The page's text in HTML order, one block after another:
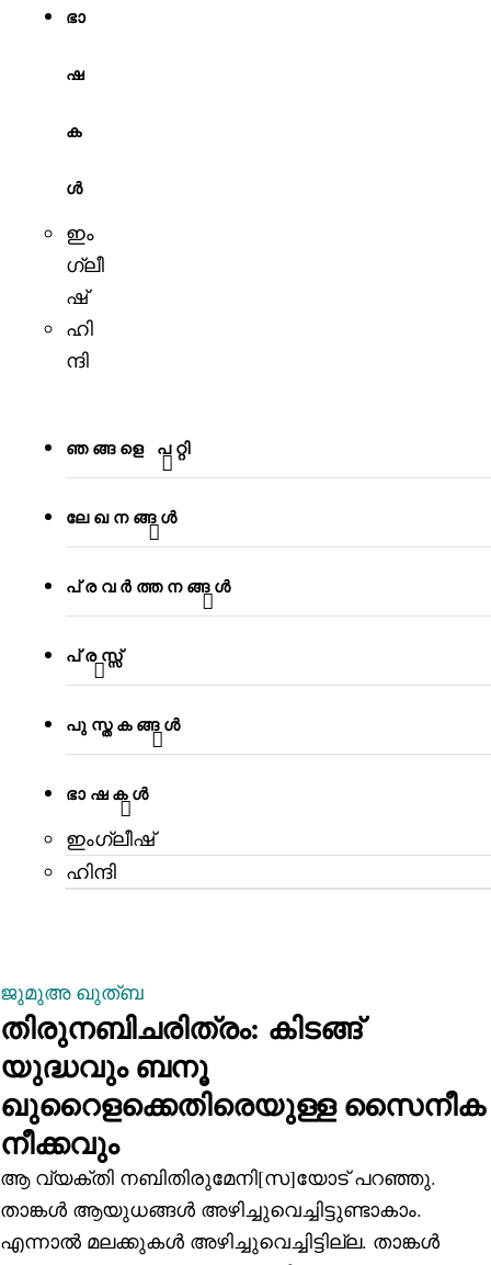
ഭാ
ഷ
ക
ൾ
ഇം
ഗ്ലീ
ഷ്
ഹി
ന്ദി
ഞങ്ങളെ പറ്റി
ലേഖനങ്ങള്‍
പ്രവര്‍ത്തനങ്ങള്‍
പ്രസ്സ്
പുസ്തകങ്ങള്‍
ഭാഷകൾ
ഇംഗ്ലീഷ്
ഹിന്ദി
ജുമുഅ ഖുത്ബ
തിരുനബിചരിത്രം: കിടങ്ങ്
യുദ്ധവും ബനൂ
ഖുറൈളക്കെതിരെയുള്ള സൈനീക
നീക്കവും
ആ വ്യക്തി നബിതിരുമേനി[സ]യോട് പറഞ്ഞു.
താങ്കൾ ആയുധങ്ങൾ അഴിച്ചുവെച്ചിട്ടുണ്ടാകാം.
എന്നാൽ മലക്കുകൾ അഴിച്ചുവെച്ചിട്ടില്ല. താങ്കൾ